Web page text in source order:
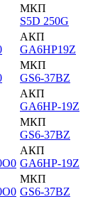
МКП
S5D 250G
АКП
GA6HP19Z
МКП
GS6-37BZ
АКП
GA6HP-19Z
МКП
GS6-37BZ
АКП
GA6HP-19Z
МКП
GS6-37BZ